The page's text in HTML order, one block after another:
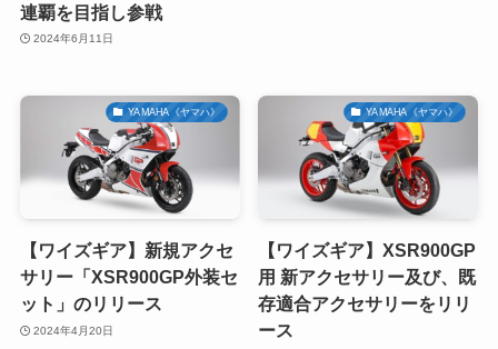
連覇を目指し参戦
2024年6月11日
YAMAHA《ヤマハ》
【ワイズギア】新規アクセ
サリー「XSR900GP外装セ
ット」のリリース
2024年4月20日
YAMAHA《ヤマハ》
【ワイズギア】XSR900GP
用 新アクセサリー及び、既
存適合アクセサリーをリリ
ース